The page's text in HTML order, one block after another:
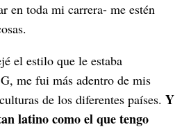
en toda mi carrera- me estén
el estilo que le estaba
me fui más adentro de mis
de los diferentes países. Y
latino como el que tengo